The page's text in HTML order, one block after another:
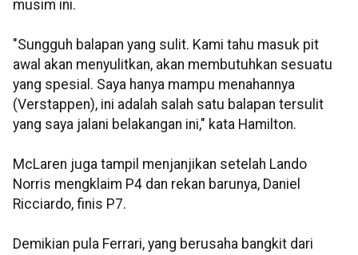
musim ini.
"Sungguh balapan yang sulit. Kami tahu masuk pit
awal akan menyulitkan, akan membutuhkan sesuatu
yang spesial. Saya hanya mampu menahannya
(Verstappen), ini adalah salah satu balapan tersulit
yang saya jalani belakangan ini," kata Hamilton.
McLaren juga tampil menjanjikan setelah Lando
Norris mengklaim P4 dan rekan barunya, Daniel
Ricciardo, finis P7.
Demikian pula Ferrari, yang berusaha bangkit dari